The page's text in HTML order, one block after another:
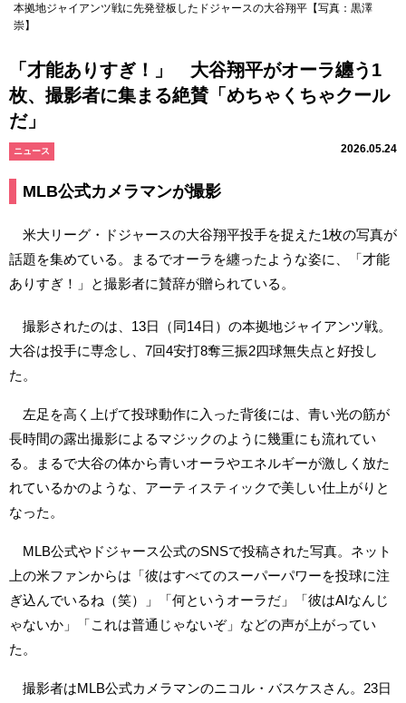
本拠地ジャイアンツ戦に先発登板したドジャースの大谷翔平【写真：黒澤
崇】
「才能ありすぎ！」 大谷翔平がオーラ纏う1
枚、撮影者に集まる絶賛「めちゃくちゃクール
だ」
ニュース 2026.05.24
MLB公式カメラマンが撮影
米大リーグ・ドジャースの大谷翔平投手を捉えた1枚の写真が
話題を集めている。まるでオーラを纏ったような姿に、「才能
ありすぎ！」と撮影者に賛辞が贈られている。
撮影されたのは、13日（同14日）の本拠地ジャイアンツ戦。
大谷は投手に専念し、7回4安打8奪三振2四球無失点と好投し
た。
左足を高く上げて投球動作に入った背後には、青い光の筋が
長時間の露出撮影によるマジックのように幾重にも流れてい
る。まるで大谷の体から青いオーラやエネルギーが激しく放た
れているかのような、アーティスティックで美しい仕上がりと
なった。
MLB公式やドジャース公式のSNSで投稿された写真。ネット
上の米ファンからは「彼はすべてのスーパーパワーを投球に注
ぎ込んでいるね（笑）」「何というオーラだ」「彼はAIなんじ
ゃないか」「これは普通じゃないぞ」などの声が上がってい
た。
撮影者はMLB公式カメラマンのニコル・バスケスさん。23日